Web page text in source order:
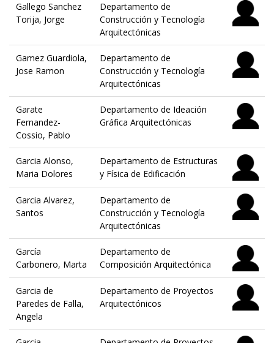
Gallego Sanchez
Torija, Jorge
Departamento de
Construcción y Tecnología
Arquitectónicas
Gamez Guardiola,
Jose Ramon
Departamento de
Construcción y Tecnología
Arquitectónicas
Garate
Fernandez-
Cossio, Pablo
Departamento de Ideación
Gráfica Arquitectónicas
Garcia Alonso,
Maria Dolores
Departamento de Estructuras
y Física de Edificación
Garcia Alvarez,
Santos
Departamento de
Construcción y Tecnología
Arquitectónicas
García
Carbonero, Marta
Departamento de
Composición Arquitectónica
Garcia de
Paredes de Falla,
Angela
Departamento de Proyectos
Arquitectónicos